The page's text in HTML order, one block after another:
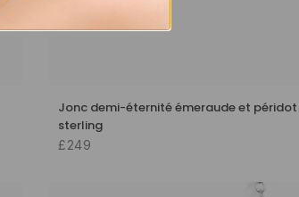
Jonc demi-éternité émeraude et
sterling
£249